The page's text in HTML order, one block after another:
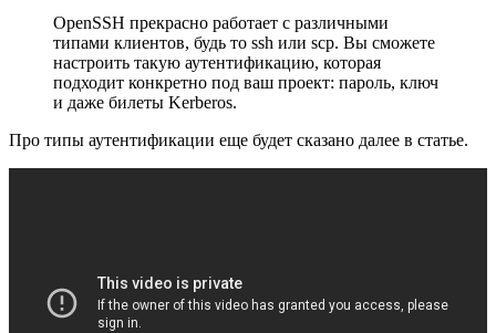
OpenSSH прекрасно работает с различными
типами клиентов, будь то ssh или scp. Вы сможете
настроить такую аутентификацию, которая
подходит конкретно под ваш проект: пароль, ключ
и даже билеты Kerberos.
Про типы аутентификации еще будет сказано далее в статье.